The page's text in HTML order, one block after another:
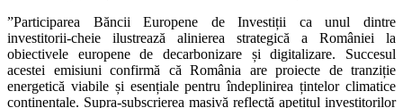
”Participarea Băncii Europene de Investiții ca unul dintre
investitorii-cheie ilustrează alinierea strategică a României la
obiectivele europene de decarbonizare și digitalizare. Succesul
acestei emisiuni confirmă că România are proiecte de tranziție
energetică viabile și esențiale pentru îndeplinirea țintelor climatice
continentale. Supra-subscrierea masivă reflectă apetitul investitorilor